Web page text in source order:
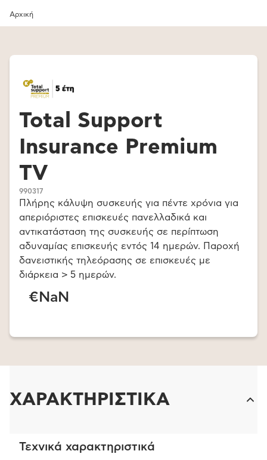
Αρχική
Total Support
Insurance Premium
TV
990317
Πλήρης κάλυψη συσκευής για πέντε χρόνια για
απεριόριστες επισκευές πανελλαδικά και
αντικατάσταση της συσκευής σε περίπτωση
αδυναμίας επισκευής εντός 14 ημερών. Παροχή
δανειστικής τηλεόρασης σε επισκευές με
διάρκεια > 5 ημερών.
€NaN
ΧΑΡΑΚΤΗΡΙΣΤΙΚΑ
Τεχνικά χαρακτηριστικά